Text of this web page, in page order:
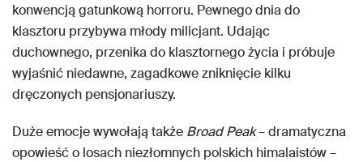
konwencją gatunkową horroru. Pewnego dnia do
klasztoru przybywa młody milicjant. Udając
duchownego, przenika do klasztornego życia i próbuje
wyjaśnić niedawne, zagadkowe zniknięcie kilku
dręczonych pensjonariuszy.
Duże emocje wywołają także Broad Peak– dramatyczna
opowieść o losach niezłomnych polskich himalaistów –